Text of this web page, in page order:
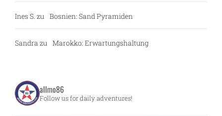
Ines S. zu Bosnien: Sand Pyramiden
Sandra zu Marokko: Erwartungshaltung
allmo86
Follow us for daily adventures!